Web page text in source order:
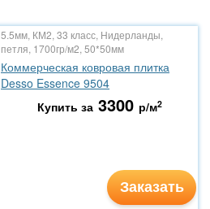
5.5мм, КМ2, 33 класс, Нидерланды,
петля, 1700гр/м2, 50*50мм
Коммерческая ковровая плитка
Desso Essence 9504
Купить за 3300 р/м2
Заказать